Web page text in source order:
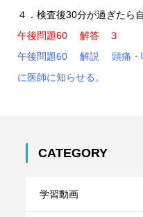
４．検査後30分が過ぎたら
午後問題60 解答 ３
午後問題60 解説 頭痛・
に医師に知らせる。
CATEGORY
学習動画